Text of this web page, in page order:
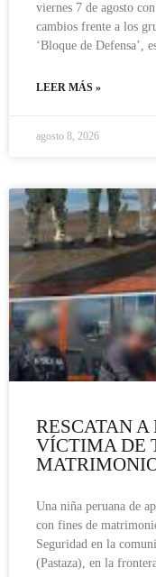
viernes 7 de agosto
cambios frente a los
‘Bloque de Defensa’,
LEER MÁS »
agosto 8, 2026
RESCATAN
VÍCTIMA DE
Una niña peruana de
con fines de
Seguridad en la
(Pastaza), en la